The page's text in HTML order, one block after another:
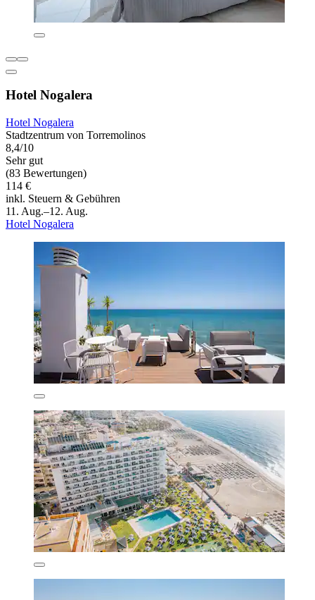
Hotel Nogalera
Hotel Nogalera
Stadtzentrum von Torremolinos
8,4/10
Sehr gut
(83 Bewertungen)
114 €
inkl. Steuern & Gebühren
11. Aug.–12. Aug.
Hotel Nogalera